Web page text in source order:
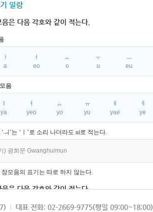
일람
음은 다음 각호와 같이 적는다.
ㅏ
a
ㅓ
eo
ㅗ
o
ㅜ
u
ㅡ
eu
음
ㅑ
ya
ㅕ
yeo
ㅛ
yo
ㅠ
yu
ㅒ
yae
ㅖ
ye
ㅢ’는 ‘ㅣ’로 소리 나더라도 ui로 적는다.
) 광희문 Gwanghuimun
장모음의 표기는 따로 하지 않는다.
음은 다음 각호와 같이 적는다.
대표 전화: 02-2669-9775(평일 09:00~18:00)